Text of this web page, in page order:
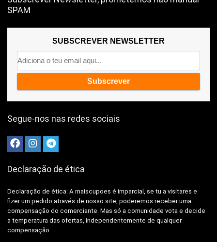
SPAM
SUBSCREVER NEWSLETTER
Segue-nos nas redes sociais
Declaração de ética
Declaração de ética: A maiscupoes é imparcial, se tu a visitares e
fizer um pedido através de nosso site, poderemos receber uma
compensação do comerciante. Mas só a comunidade vota e decide
a temperatura das ofertas, independentemente de qualquer
compensação.